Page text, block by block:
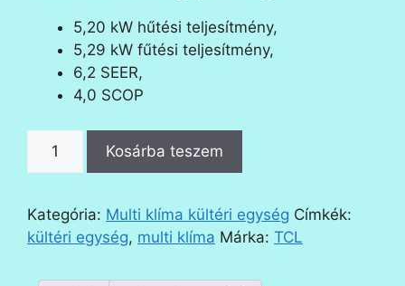
5,20 kW hűtési teljesítmény,
5,29 kW fűtési teljesítmény,
6,2 SEER,
4,0 SCOP
FMA-
multi
inverter
kültéri
Kosárba teszem
Kategória: Multi klíma kültéri egység Címkék:
kültéri egység, multi klíma Márka: TCL